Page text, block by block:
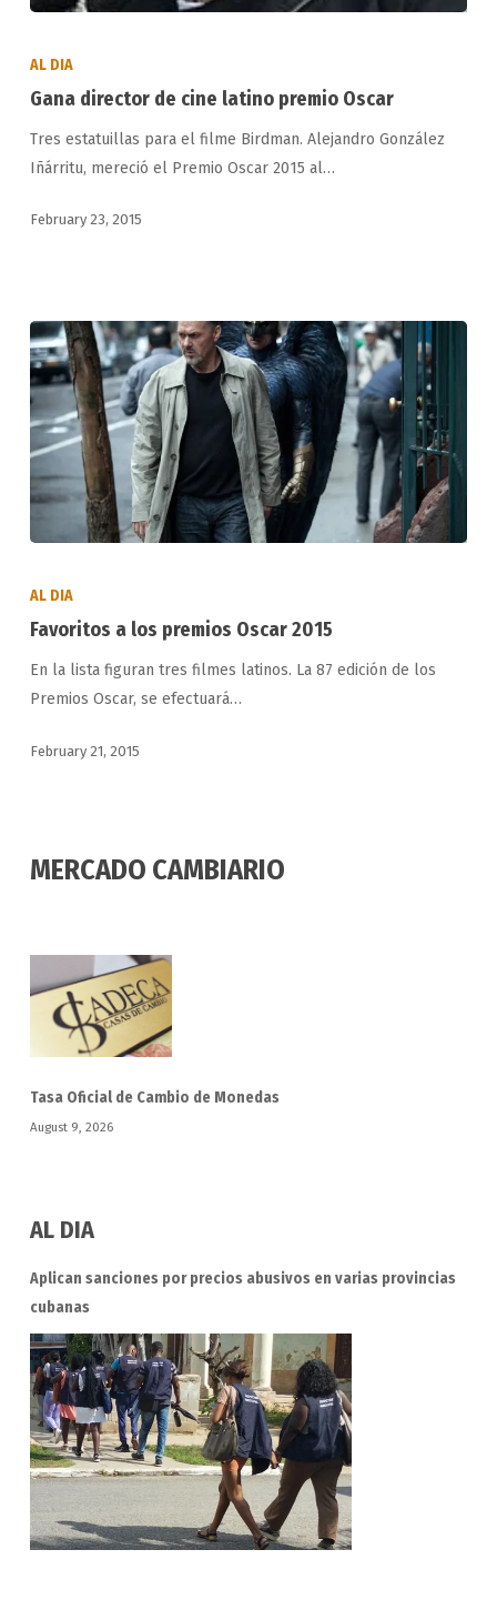
cine
latino
premio
AL DIA
Gana director de cine latino premio Oscar
Tres estatuillas para el filme Birdman. Alejandro González
Iñárritu, mereció el Premio Oscar 2015 al…
February 23, 2015
a
Oscar
2015
AL DIA
Favoritos a los premios Oscar 2015
En la lista figuran tres filmes latinos. La 87 edición de los
Premios Oscar, se efectuará…
February 21, 2015
MERCADO CAMBIARIO
Tasa Oficial de Cambio de Monedas
August 9, 2026
AL DIA
Aplican sanciones por precios abusivos en varias provincias
cubanas